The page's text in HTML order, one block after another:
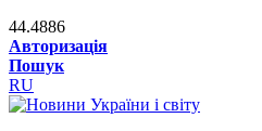
44.4886
Авторизація
Пошук
RU